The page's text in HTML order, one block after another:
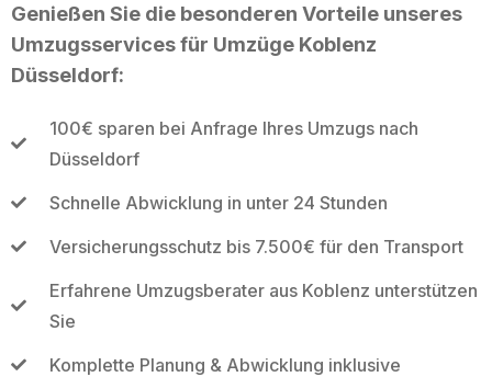
Genießen Sie die besonderen Vorteile unseres
Umzugsservices für Umzüge Koblenz
Düsseldorf:
100€ sparen bei Anfrage Ihres Umzugs nach
Düsseldorf
Schnelle Abwicklung in unter 24 Stunden
Versicherungsschutz bis 7.500€ für den Transport
Erfahrene Umzugsberater aus Koblenz unterstützen
Sie
Komplette Planung & Abwicklung inklusive